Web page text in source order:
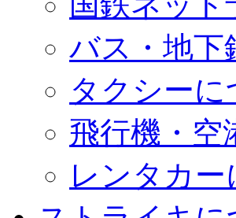
バス・地下
タクシーに
飛行機・空
レンタカー